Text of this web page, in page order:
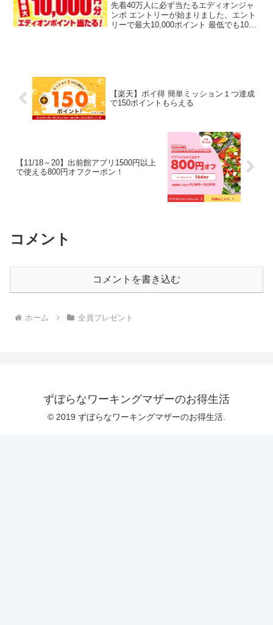
先着40万人に必ず当たるエディオンジャ
ンボ エントリーが始まりました。エント
リーで最大10,000ポイント 最低でも100
【楽天】ポイ得 簡単ミッション１つ達成
で150ポイントもらえる
【11/18～20】出前館アプリ1500円以上
で使える800円オフクーポン！
コメント
コメントを書き込む
ホーム 全員プレゼント
ずぼらなワーキングマザーのお得生活
© 2019 ずぼらなワーキングマザーのお得生活.